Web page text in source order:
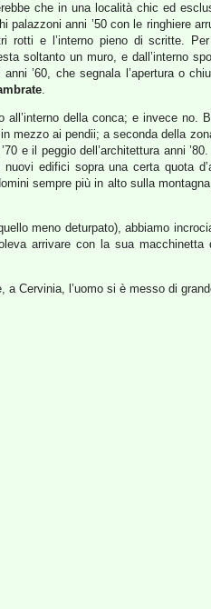
che in una località chic ed
anni ’50 con le ringhiere
e l’interno pieno di scritte.
soltanto un muro, e dall’interno
’60, che segnala l’apertura o
.
all’interno della conca; e invece
ai pendii; a seconda della
e il peggio dell’architettura anni
edifici sopra una certa quota
sempre più in alto sulla
meno deturpato), abbiamo
arrivare con la sua
Cervinia, l’uomo si è messo di